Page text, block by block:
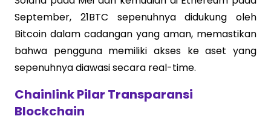
September, 21BTC sepenuhnya didukung oleh
Bitcoin dalam cadangan yang aman, memastikan
bahwa pengguna memiliki akses ke aset yang
sepenuhnya diawasi secara real-time.
Chainlink Pilar Transparansi
Blockchain